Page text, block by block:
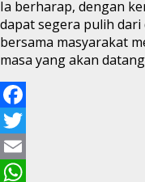
Ia berharap, dengan
dapat segera pulih dari
bersama masyarakat
masa yang akan
Facebook
Twitter
Email